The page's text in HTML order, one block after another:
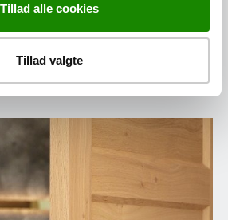
Tillad alle cookies
Tillad valgte
TIL AT KØBE NYE